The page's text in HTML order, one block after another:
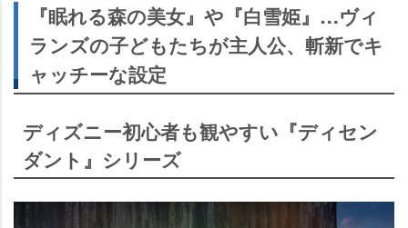
『眠れる森の美女』や『白雪姫』…ヴィ
ランズの子どもたちが主人公、斬新でキ
ャッチーな設定
ディズニー初心者も観やすい『ディセン
ダント』シリーズ